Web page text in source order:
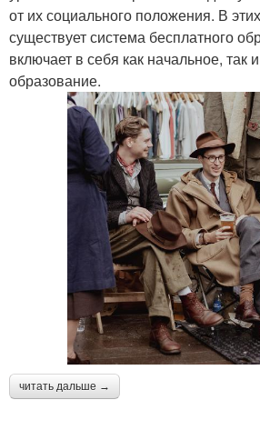
от их социального положения. В
существует система бесплатного
включает в себя как начальное, так
образование.
читать дальше →